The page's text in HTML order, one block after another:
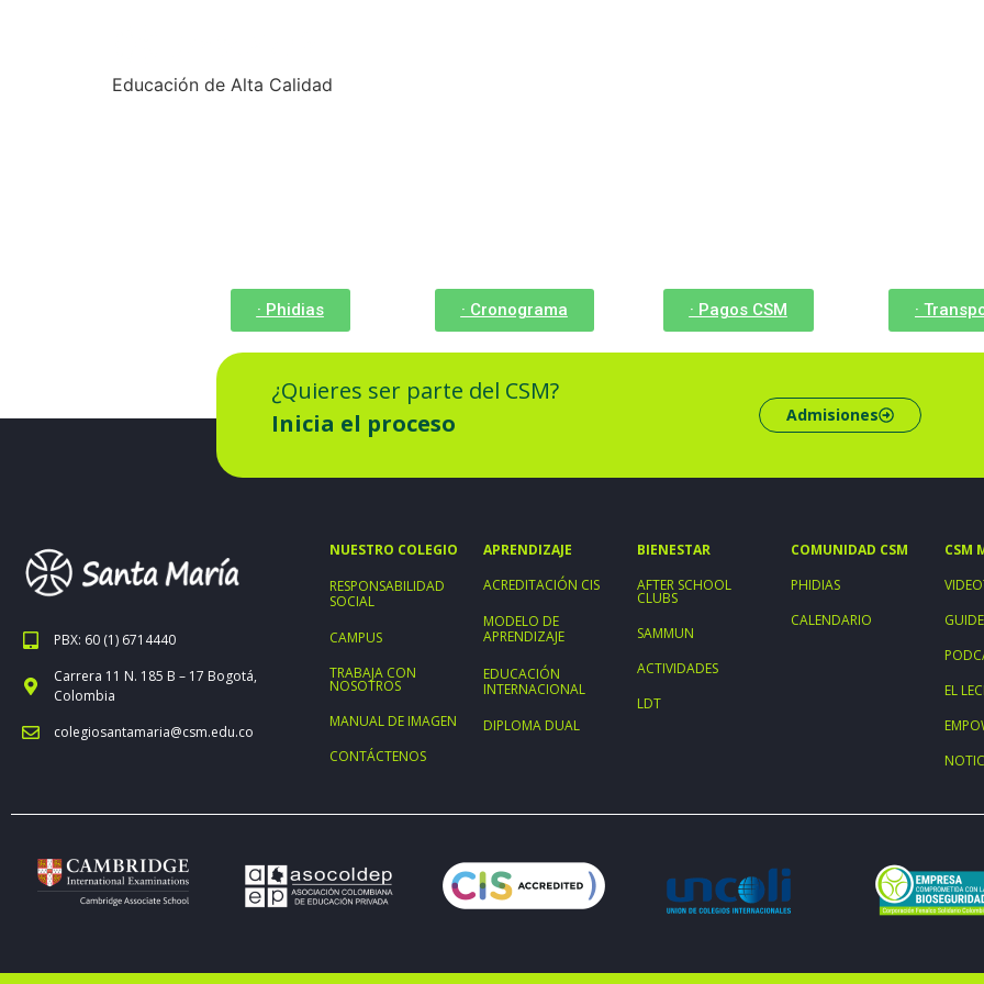
Educación de Alta Calidad
· Phidias · Cronograma · Pagos CSM ·
¿Quieres ser parte del CSM?
Inicia el proceso
Admisiones
PBX: 60 (1) 6714440
Carrera 11 N. 185 B – 17 Bogotá,
Colombia
colegiosantamaria@csm.edu.co
NUESTRO COLEGIO
RESPONSABILIDAD
SOCIAL
CAMPUS
TRABAJA CON
NOSOTROS
MANUAL DE IMAGEN
CONTÁCTENOS
APRENDIZAJE
ACREDITACIÓN CIS
MODELO DE
APRENDIZAJE
EDUCACIÓN
INTERNACIONAL
DIPLOMA DUAL
BIENESTAR
AFTER SCHOOL
CLUBS
SAMMUN
ACTIVIDADES
LDT
COMUNIDAD CSM
PHIDIAS
CALENDARIO
CSM
EL